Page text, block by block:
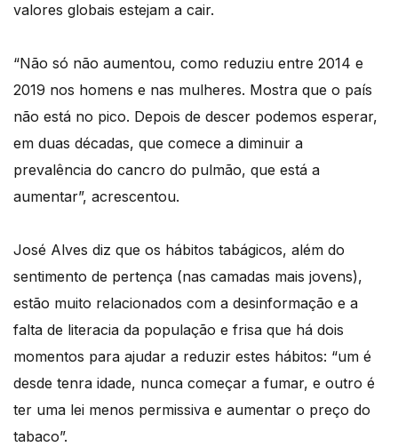
valores globais estejam a cair.
“Não só não aumentou, como reduziu entre 2014 e
2019 nos homens e nas mulheres. Mostra que o país
não está no pico. Depois de descer podemos esperar,
em duas décadas, que comece a diminuir a
prevalência do cancro do pulmão, que está a
aumentar”, acrescentou.
José Alves diz que os hábitos tabágicos, além do
sentimento de pertença (nas camadas mais jovens),
estão muito relacionados com a desinformação e a
falta de literacia da população e frisa que há dois
momentos para ajudar a reduzir estes hábitos: “um é
desde tenra idade, nunca começar a fumar, e outro é
ter uma lei menos permissiva e aumentar o preço do
tabaco”.